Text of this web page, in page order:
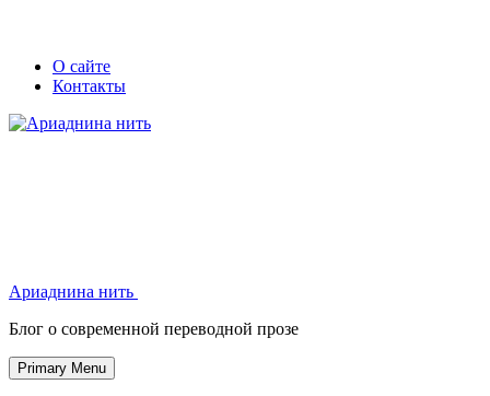
Skip
Secondary
left
navigation
Secondary
right
navigation
О сайте
Контакты
Ариаднина нить
Блог о современной переводной прозе
Primary Menu